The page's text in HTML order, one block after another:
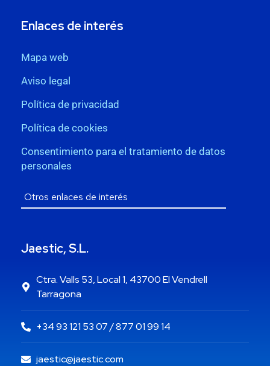
Enlaces de interés
Mapa web
Aviso legal
Política de privacidad
Política de cookies
Consentimiento para el tratamiento de datos
personales
Jaestic, S.L.
Ctra. Valls 53, Local 1, 43700 El Vendrell
Tarragona
+34 93 121 53 07 / 877 01 99 14
jaestic@jaestic.com